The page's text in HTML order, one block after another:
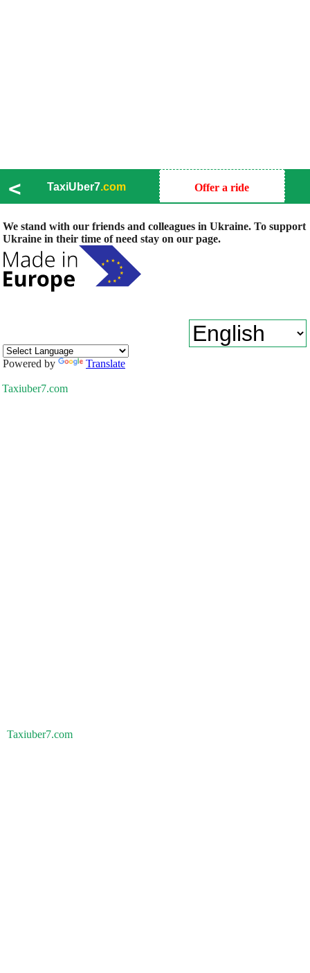
< TaxiUber7.com Offer a ride
We stand with our friends and colleagues in Ukraine. To support
Ukraine in their time of need stay on our page.
Powered by Translate
Taxiuber7.com
Taxiuber7.com